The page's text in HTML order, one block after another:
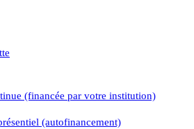
(financée par votre institution)
(autofinancement)